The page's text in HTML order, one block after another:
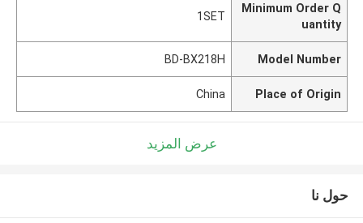
Minimum Order Q
uantity
1SET
Model Number
BD-BX218H
Place of Origin
China
عرض المزيد
حول نا